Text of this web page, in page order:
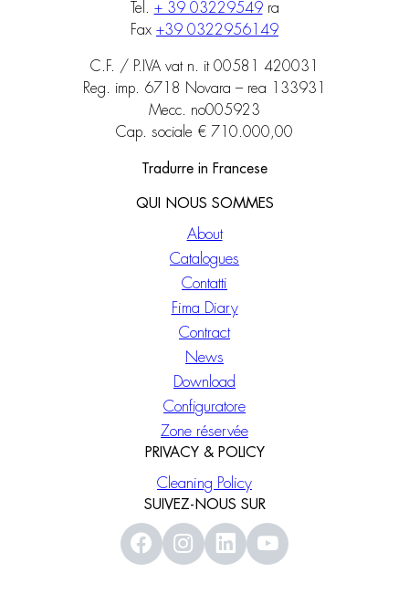
Tel. + 39 03229549ra
Fax +39 0322956149
C.F. / P.IVA vat n. it 00581 420031
Reg. imp. 6718 Novara – rea 133931
Mecc. no005923
Cap. sociale € 710.000,00
Tradurre in Francese
QUI NOUS SOMMES
About
Catalogues
Contatti
Fima Diary
Contract
News
Download
Configuratore
Zone réservée
PRIVACY & POLICY
Cleaning Policy
SUIVEZ-NOUS SUR